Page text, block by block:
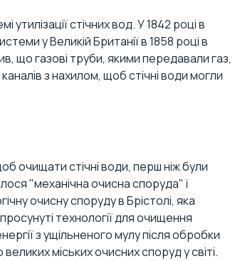
стічних вод. У 1842 році в
у Великій Британії в 1858 році в
що газові труби, якими передавали газ,
з нахилом, щоб стічні води могли
очищати стічні води, перш ніж були
"механічна очисна споруда" і
очисну споруду в Брістолі, яка
технології для очищення
з ущільненого мулу після обробки
міських очисних споруд у світі.